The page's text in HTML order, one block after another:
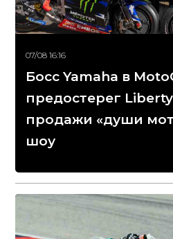
07/08 16:16
Босс Yamaha в
предостерег
продажи «души
шоу